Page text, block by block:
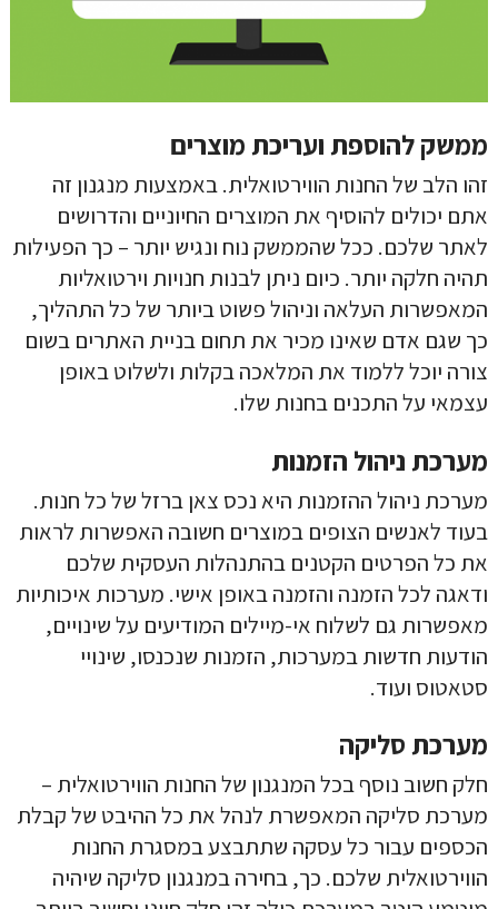
ממשק להוספת ועריכת מוצרים
זהו הלב של החנות הווירטואלית. באמצעות מנגנון זה
אתם יכולים להוסיף את המוצרים החיוניים והדרושים
לאתר שלכם. ככל שהממשק נוח ונגיש יותר – כך הפעילות
תהיה חלקה יותר. כיום ניתן לבנות חנויות וירטואליות
המאפשרות העלאה וניהול פשוט ביותר של כל התהליך,
כך שגם אדם שאינו מכיר את תחום בניית האתרים בשום
צורה יוכל ללמוד את המלאכה בקלות ולשלוט באופן
עצמאי על התכנים בחנות שלו.
מערכת ניהול הזמנות
מערכת ניהול ההזמנות היא נכס צאן ברזל של כל חנות.
בעוד לאנשים הצופים במוצרים חשובה האפשרות לראות
את כל הפרטים הקטנים בהתנהלות העסקית שלכם
ודאגה לכל הזמנה והזמנה באופן אישי. מערכות איכותיות
מאפשרות גם לשלוח אי-מיילים המודיעים על שינויים,
הודעות חדשות במערכות, הזמנות שנכנסו, שינויי
סטאטוס ועוד.
מערכת סליקה
חלק חשוב נוסף בכל המנגנון של החנות הווירטואלית –
מערכת סליקה המאפשרת לנהל את כל ההיבט של קבלת
הכספים עבור כל עסקה שתתבצע במסגרת החנות
הווירטואלית שלכם. כך, בחירה במנגנון סליקה שיהיה